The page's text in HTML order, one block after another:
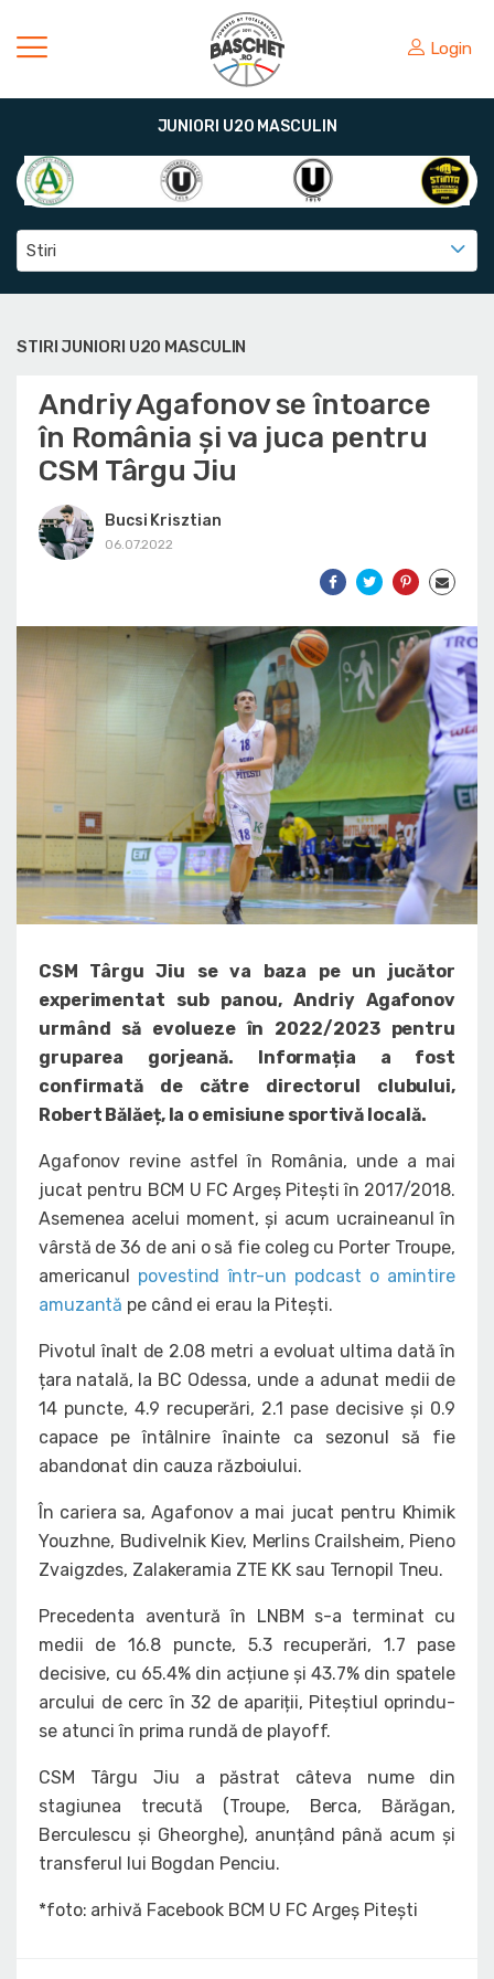
Login
JUNIORI U20 MASCULIN
Stiri
STIRI JUNIORI U20 MASCULIN
Andriy Agafonov se întoarce
în România și va juca pentru
CSM Târgu Jiu
Bucsi Krisztian
06.07.2022
CSM Târgu Jiu se va baza pe un jucător
experimentat sub panou, Andriy Agafonov
urmând să evolueze în 2022/2023 pentru
gruparea gorjeană. Informația a fost
confirmată de către directorul clubului,
Robert Bălăeț, la o emisiune sportivă locală.
Agafonov revine astfel în România, unde a mai
jucat pentru BCM U FC Argeș Pitești în 2017/2018.
Asemenea acelui moment, și acum ucraineanul în
vârstă de 36 de ani o să fie coleg cu Porter Troupe,
americanul povestind într-un podcast o amintire
amuzantă pe când ei erau la Pitești.
Pivotul înalt de 2.08 metri a evoluat ultima dată în
țara natală, la BC Odessa, unde a adunat medii de
14 puncte, 4.9 recuperări, 2.1 pase decisive și 0.9
capace pe întâlnire înainte ca sezonul să fie
abandonat din cauza războiului.
În cariera sa, Agafonov a mai jucat pentru Khimik
Youzhne, Budivelnik Kiev, Merlins Crailsheim, Pieno
Zvaigzdes, Zalakeramia ZTE KK sau Ternopil Tneu.
Precedenta aventură în LNBM s-a terminat cu
medii de 16.8 puncte, 5.3 recuperări, 1.7 pase
decisive, cu 65.4% din acțiune și 43.7% din spatele
arcului de cerc în 32 de apariții, Piteștiul oprindu-
se atunci în prima rundă de playoff.
CSM Târgu Jiu a păstrat câteva nume din
stagiunea trecută (Troupe, Berca, Bărăgan,
Berculescu și Gheorghe), anunțând până acum și
transferul lui Bogdan Penciu.
*foto: arhivă Facebook BCM U FC Argeș Pitești